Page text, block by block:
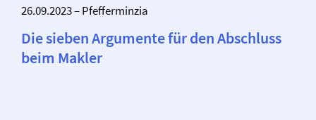
26.09.2023 – Pfefferminzia
Die sieben Argumente für den Abschluss
beim Makler